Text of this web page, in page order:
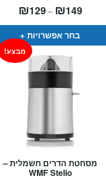
מתכונים שלכם
עגלת קניות
תשלום
₪129 – ₪149טווח
⁦₪129⁩
בחר אפשרויות
מסחטת הדרים חשמלית –
WMF Stelio
מבצע!